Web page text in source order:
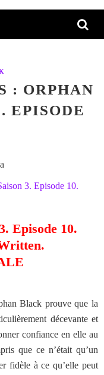
: ORPHAN
EPISODE
Episode 10.
Black prouve que la
décevante et
confiance en elle au
que ce n’était qu’un
fidèle à ce qu’elle peut